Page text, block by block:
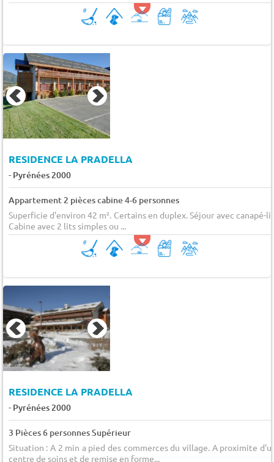
RESIDENCE LA PRADELLA
- Pyrénées 2000
Appartement 2 pièces cabine 4-6 personnes
Superficie d'environ 42 m². Certains en duplex. Séjour avec canapé-
Cabine avec 2 lits simples ou ...
RESIDENCE LA PRADELLA
- Pyrénées 2000
3 Pièces 6 personnes Supérieur
Situation : A 2 min a pied des commerces du village. A proximite
centre de soins et de remise en forme...